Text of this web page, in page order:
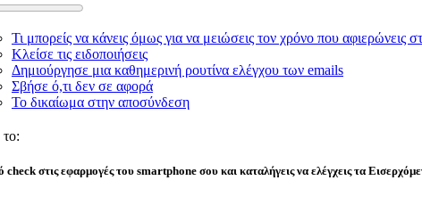
Τι μπορείς να κάνεις όμως για να μειώσεις τον χρόνο που αφιερώνεις
Κλείσε τις ειδοποιήσεις
Δημιούργησε μια καθημερινή ρουτίνα ελέγχου των emails
Σβήσε ό,τι δεν σε αφορά
Το δικαίωμα στην αποσύνδεση
check στις εφαρμογές του smartphone σου και καταλήγεις να ελέγχεις τα